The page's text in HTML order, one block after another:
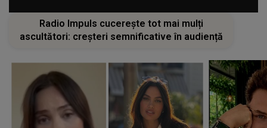
Radio Impuls cucerește tot mai mulți
ascultători: creșteri semnificative în audiență